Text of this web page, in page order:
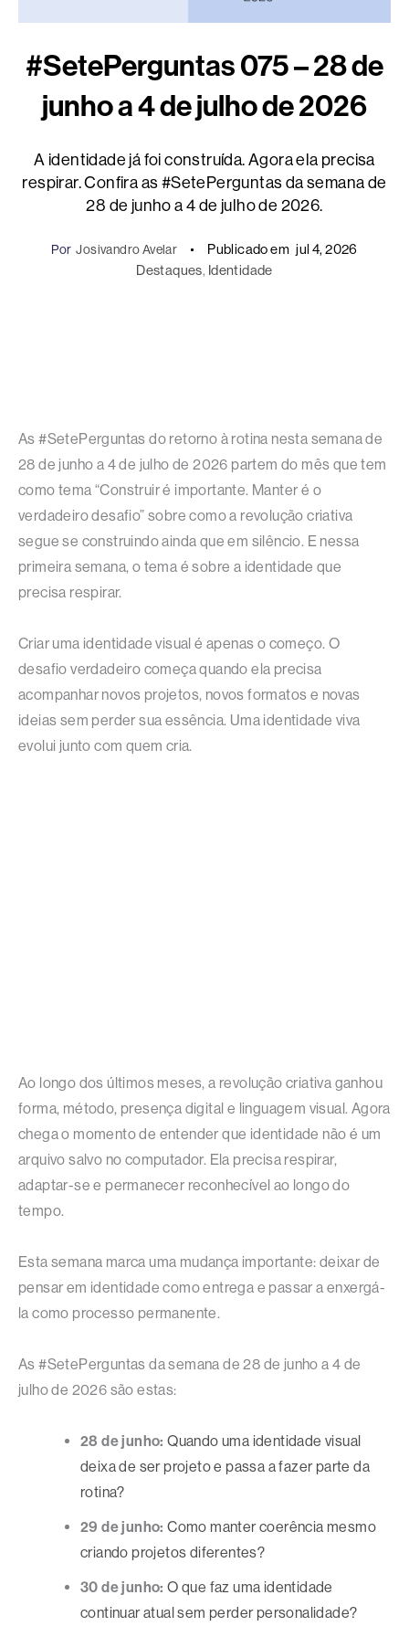
#SetePerguntas 075 – 28 de
junho a 4 de julho de 2026
A identidade já foi construída. Agora ela precisa
respirar. Confira as #SetePerguntas da semana de
28 de junho a 4 de julho de 2026.
Por Josivandro Avelar Publicado em jul 4, 2026
Destaques, Identidade
As #SetePerguntas do retorno à rotina nesta semana de
28 de junho a 4 de julho de 2026 partem do mês que tem
como tema “Construir é importante. Manter é o
verdadeiro desafio” sobre como a revolução criativa
segue se construindo ainda que em silêncio. E nessa
primeira semana, o tema é sobre a identidade que
precisa respirar.
Criar uma identidade visual é apenas o começo. O
desafio verdadeiro começa quando ela precisa
acompanhar novos projetos, novos formatos e novas
ideias sem perder sua essência. Uma identidade viva
evolui junto com quem cria.
Ao longo dos últimos meses, a revolução criativa ganhou
forma, método, presença digital e linguagem visual. Agora
chega o momento de entender que identidade não é um
arquivo salvo no computador. Ela precisa respirar,
adaptar-se e permanecer reconhecível ao longo do
tempo.
Esta semana marca uma mudança importante: deixar de
pensar em identidade como entrega e passar a enxergá-
la como processo permanente.
As #SetePerguntas da semana de 28 de junho a 4 de
julho de 2026 são estas:
28 de junho: Quando uma identidade visual
deixa de ser projeto e passa a fazer parte da
rotina?
29 de junho: Como manter coerência mesmo
criando projetos diferentes?
30 de junho: O que faz uma identidade
continuar atual sem perder personalidade?